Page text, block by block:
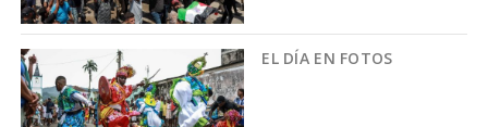
EL DÍA EN FOTOS